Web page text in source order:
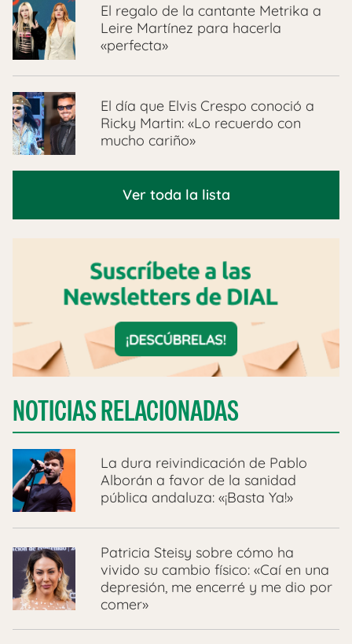
El regalo de la cantante Metrika a
Leire Martínez para hacerla
«perfecta»
El día que Elvis Crespo conoció a
Ricky Martin: «Lo recuerdo con
mucho cariño»
Ver toda la lista
NOTICIAS RELACIONADAS
La dura reivindicación de Pablo
Alborán a favor de la sanidad
pública andaluza: «¡Basta Ya!»
Patricia Steisy sobre cómo ha
vivido su cambio físico: «Caí en una
depresión, me encerré y me dio por
comer»